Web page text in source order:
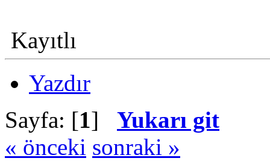
Kayıtlı
Yazdır
Sayfa: [1] Yukarı git
« önceki sonraki »